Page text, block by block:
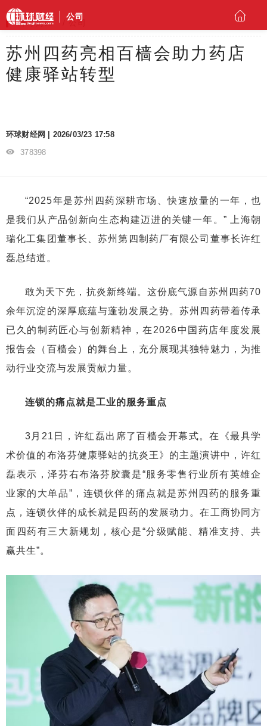
公司
环球财经 公司
苏州四药亮相百樯会助力药店
健康驿站转型
环球财经网 | 2026/03/23 17:58
378398
“2025年是苏州四药深耕市场、快速放量的一年，也
是我们从产品创新向生态构建迈进的关键一年。” 上海朝
瑞化工集团董事长、苏州第四制药厂有限公司董事长许红
磊总结道。
敢为天下先，抗炎新终端。这份底气源自苏州四药70
余年沉淀的深厚底蕴与蓬勃发展之势。苏州四药带着传承
已久的制药匠心与创新精神，在2026中国药店年度发展
报告会（百樯会）的舞台上，充分展现其独特魅力，为推
动行业交流与发展贡献力量。
连锁的痛点就是工业的服务重点
3月21日，许红磊出席了百樯会开幕式。在《最具学
术价值的布洛芬健康驿站的抗炎王》的主题演讲中，许红
磊表示，泽芬右布洛芬胶囊是“服务零售行业所有英雄企
业家的大单品”， 连锁伙伴的痛点就是苏州四药的服务重
点 ，连锁伙伴的成长就是四药的发展动力。在工商协同方
面四药有三大新规划，核心是“分级赋能、精准支持、共
赢共生”。